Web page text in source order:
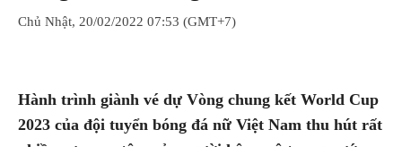
Chủ Nhật, 20/02/2022 07:53 (GMT+7)
Hành trình giành vé dự Vòng chung kết World Cup
2023 của đội tuyển bóng đá nữ Việt Nam thu hút rất